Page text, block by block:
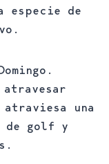
especie de
una
de golf y